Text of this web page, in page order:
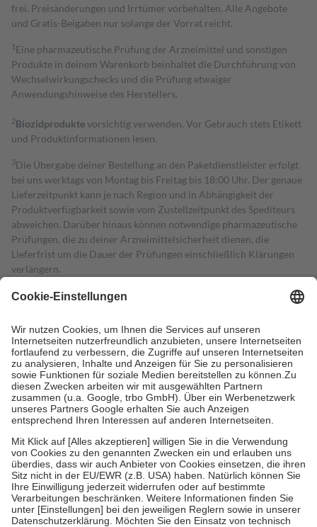
frei. Preisänderungen und Irrtümer vorbehalten. Alle Angebote
und Gratis-Beigaben nur solange der Vorrat reicht.
1 Eine pharmazeutische Prüfung der Arzneimittel und sonstigen
Produkte in deinem Warenkorb beinhaltet die Durchführung von
Wechselwirkungschecks und die Prüfung etwaiger
Anwendungshinweise des Herstellers.
2Biozidproduktevorsichtig verwenden. Vor Gebrauch stets Etikett
und Produktinformationen lesen.
3Die Übergabe deiner Bestellung an den Paketdienstleister erfolgt
bei uns werktags von Montag bis Freitag bis 18:00 Uhr. Der genaue
Lieferzeitpunkt kann je nach Region und in Abhängigkeit der
Produktverfügbarkeit sowie vom Zustellzeitpunkt des Spediteurs
abweichen. Darüber hinaus können notwendige pharmazeutische
Prüfungen, die zu deiner Arzneimittelsicherheit dienen, die
Lieferfrist um die Dauer der Prüfungen einschließlich Klärungen
verlängern.
4Für verschreibungspflichtige Medikamente stellt der Arzt ein
gesetzliche Krankenversicherung übernimmt in der Regel die
Kosten dafür, der Versicherte trägt einen Teil davon als Zuzahlung
mit.
Grundsätzlich leisten Mitglieder Zuzahlungen in Höhe von zehn
Prozent des Abgabepreises,mindestensjedochfünf Euro
höchstens zehn Euro.Es sind jedoch nie mehr als die tatsächlichen
Kosten der Leistung zu entrichten.
Diese Regeln gelten grundsätzlich auch für Online-Apotheken.
Bei Heilmitteln und häuslicher Krankenpflege beträgt die
Zuzahlung zehn Prozent der Kosten sowie zehn Euro je
Verordnung.
Um das Engagement der Versicherten für ihre eigene Gesundheit zu
stärken und die besondere Stellung der Familie zu unterstützen,
fallenkeine Zuzahlungenan bei: